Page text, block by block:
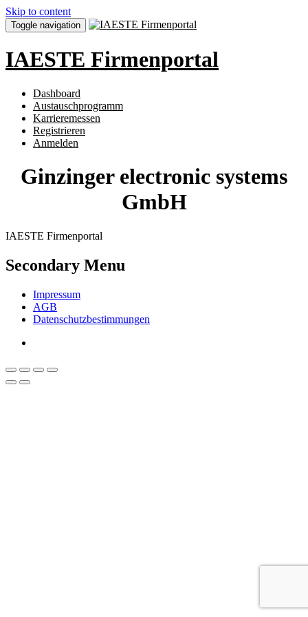
Skip to content
Toggle navigation
IAESTE Firmenportal
Dashboard
Austauschprogramm
Karrieremessen
Registrieren
Anmelden
Ginzinger electronic systems
GmbH
IAESTE Firmenportal
Secondary Menu
Impressum
AGB
Datenschutzbestimmungen